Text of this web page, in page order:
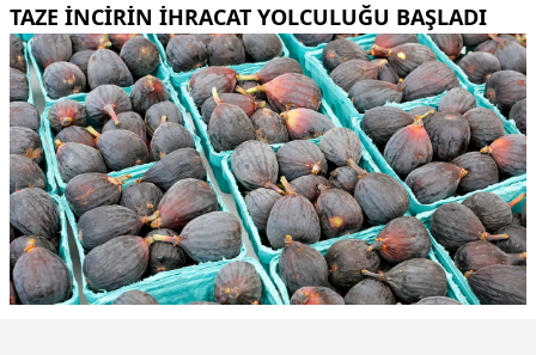
TAZE INCIRIN IHRACAT YOLCULUĞU BAŞLADI